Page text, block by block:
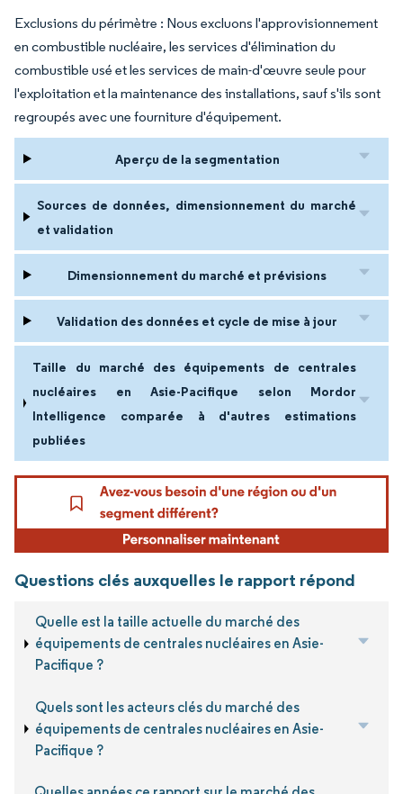
Exclusions du périmètre : Nous excluons l'approvisionnement
en combustible nucléaire, les services d'élimination du
combustible usé et les services de main-d'œuvre seule pour
l'exploitation et la maintenance des installations, sauf s'ils sont
regroupés avec une fourniture d'équipement.
Aperçu de la segmentation
Sources de données, dimensionnement du marché
et validation
Dimensionnement du marché et prévisions
Validation des données et cycle de mise à jour
Taille du marché des équipements de centrales
nucléaires en Asie-Pacifique selon Mordor
Intelligence comparée à d'autres estimations
publiées
Questions clés auxquelles le rapport répond
Quelle est la taille actuelle du marché des
équipements de centrales nucléaires en Asie-
Pacifique ?
Quels sont les acteurs clés du marché des
équipements de centrales nucléaires en Asie-
Pacifique ?